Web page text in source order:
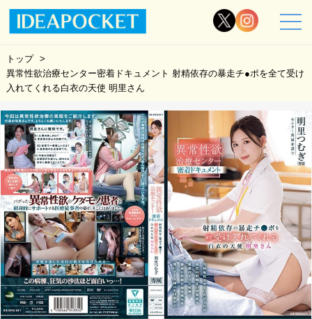
トップ
異常性欲治療センター密着ドキュメント 射精依存の暴走チ●ポを全て受け
入れてくれる白衣の天使 明里さん